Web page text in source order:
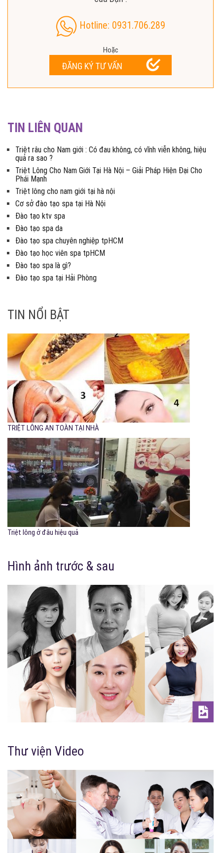
Hotline: 0931.706.289
Hoặc
ĐĂNG KÝ TƯ VẤN
TIN LIÊN QUAN
Triệt râu cho Nam giới : Có đau không, có vĩnh viễn không, hiệu
quả ra sao ?
Triệt Lông Cho Nam Giới Tại Hà Nội – Giải Pháp Hiện Đại Cho
Phái Mạnh
Triệt lông cho nam giới tại hà nội
Cơ sở đào tạo spa tại Hà Nội
Đào tạo ktv spa
Đào tạo spa da
Đào tạo spa chuyên nghiệp tpHCM
Đào tạo học viên spa tpHCM
Đào tạo spa là gì?
Đào tạo spa tại Hải Phòng
TIN NỔI BẬT
TRIỆT LÔNG AN TOÀN TẠI NHÀ
Triệt lông ở đâu hiệu quả
Hình ảnh trước & sau
Thư viện Video